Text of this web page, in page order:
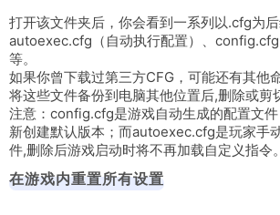
打开该文件夹后，你会看到一系列以.cfg为
autoexec.cfg （自动执行配置）、 config.cfg
等。
如果你曾下载过第三方CFG，可能还有其他
将这些文件备份到电脑其他位置后,删除或剪
注意： config.cfg是游戏自动生成的配置文
新创建默认版本；而autoexec.cfg是玩家手
件,删除后游戏启动时将不再加载自定义指令。
在游戏内重置所有设置